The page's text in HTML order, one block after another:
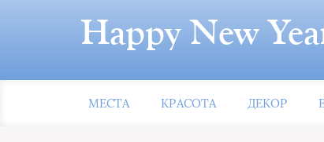
Happy New
МЕСТА КРАСОТА ДЕКОР